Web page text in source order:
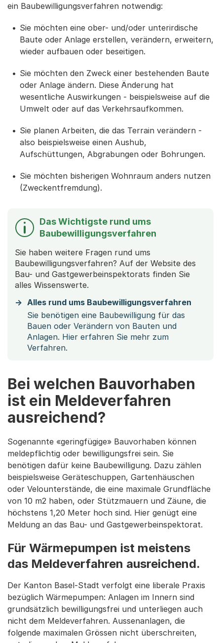
ein Baubewilligungsverfahren notwendig:
Sie möchten eine ober- und/oder unterirdische
Baute oder Anlage erstellen, verändern, erweitern,
wieder aufbauen oder beseitigen.
Sie möchten den Zweck einer bestehenden Baute
oder Anlage ändern. Diese Änderung hat
wesentliche Auswirkungen - beispielsweise auf die
Umwelt oder auf das Verkehrsaufkommen.
Sie planen Arbeiten, die das Terrain verändern -
also beispielsweise einen Aushub,
Aufschüttungen, Abgrabungen oder Bohrungen.
Sie möchten bisherigen Wohnraum anders nutzen
(Zweckentfremdung).
Das Wichtigste rund ums
Baubewilligungsverfahren
Sie haben weitere Fragen rund ums
Baubewilligungsverfahren? Auf der Website des
Bau- und Gastgewerbeinspektorats finden Sie
alles Wissenswerte.
Alles rund ums Baubewilligungsverfahren
Sie benötigen eine Baubewilligung für das
Bauen oder Verändern von Bauten und
Anlagen. Hier erfahren Sie mehr zum
Verfahren.
Bei welchen Bauvorhaben
ist ein Meldeverfahren
ausreichend?
Sogenannte «geringfügige» Bauvorhaben können
meldepflichtig oder bewilligungsfrei sein. Sie
benötigen dafür keine Baubewilligung. Dazu zählen
beispielsweise Geräteschuppen, Gartenhäuschen
oder Velounterstände, die eine maximale Grundfläche
von 10 m2 haben, oder Stützmauern und Zäune, die
höchstens 1,20 Meter hoch sind. Hier genügt eine
Meldung an das Bau- und Gastgewerbeinspektorat.
Für Wärmepumpen ist meistens
das Meldeverfahren ausreichend.
Der Kanton Basel-Stadt verfolgt eine liberale Praxis
bezüglich Wärmepumpen: Anlagen im Innern sind
grundsätzlich bewilligungsfrei und unterliegen auch
nicht dem Meldeverfahren. Aussenanlagen, die
folgende maximalen Grössen nicht überschreiten,